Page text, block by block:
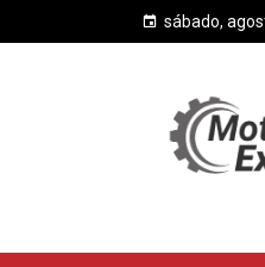
sábado,